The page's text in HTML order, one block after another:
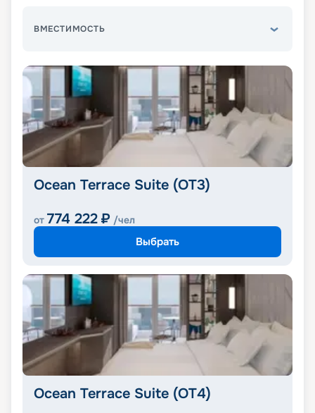
ВМЕСТИМОСТЬ
Ocean Terrace Suite (OT3)
от 774 222 ₽ /чел
Выбрать
Ocean Terrace Suite (OT4)